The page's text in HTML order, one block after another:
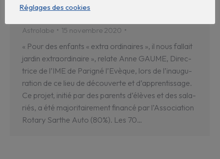
JARDIN SENSORIEL À L’IME
Astrolabe 15 novembre 2020
« Pour des enfants « extra ordi­naires », il nous fallait
jardin extra­or­di­naire », relate Anne GAUME, Direc­
trice de l’IME de Pari­gné l’Evèque, lors de l’inau­gu­
ra­tion de ce lieu de décou­verte et d’ap­pren­tis­sage.
Ce projet, initié par des parents d’élèves et des sala­
riés, a été majo­ri­tai­re­ment financé par l’As­so­cia­tion
Rotary Sarthe Auto (80%). Les 70…
Réglages des cookies